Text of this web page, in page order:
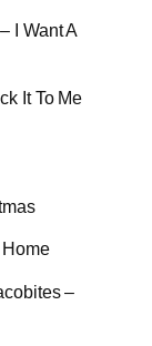
I Want A
It To Me
–